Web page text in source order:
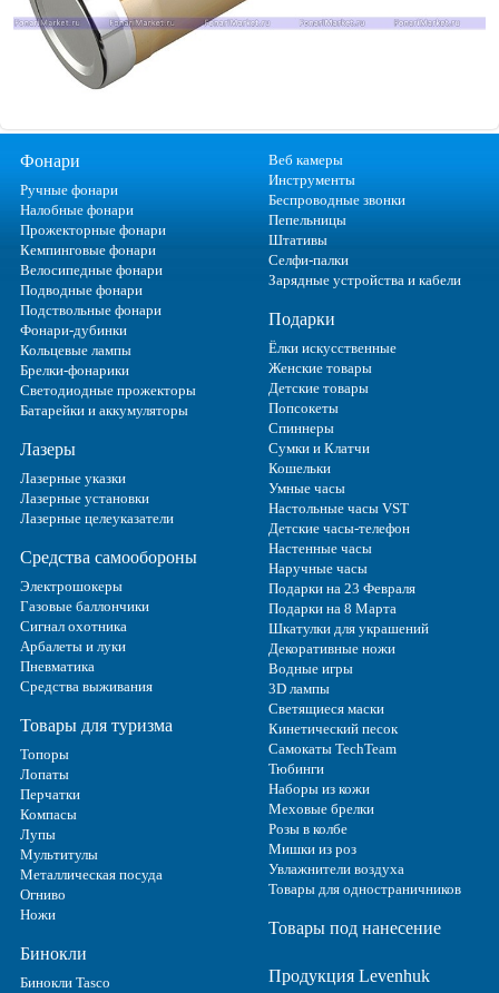
Фонари
Ручные фонари
Налобные фонари
Прожекторные фонари
Кемпинговые фонари
Велосипедные фонари
Подводные фонари
Подствольные фонари
Фонари-дубинки
Кольцевые лампы
Брелки-фонарики
Светодиодные прожекторы
Батарейки и аккумуляторы
Лазеры
Лазерные указки
Лазерные установки
Лазерные целеуказатели
Средства самообороны
Электрошокеры
Газовые баллончики
Сигнал охотника
Арбалеты и луки
Пневматика
Средства выживания
Товары для туризма
Топоры
Лопаты
Перчатки
Компасы
Лупы
Мультитулы
Металлическая посуда
Огниво
Ножи
Бинокли
Бинокли Tasco
Веб камеры
Инструменты
Беспроводные звонки
Пепельницы
Штативы
Селфи-палки
Зарядные устройства и кабели
Подарки
Ёлки искусственные
Женские товары
Детские товары
Попсокеты
Спиннеры
Сумки и Клатчи
Кошельки
Умные часы
Настольные часы VST
Детские часы-телефон
Настенные часы
Наручные часы
Подарки на 23 Февраля
Подарки на 8 Марта
Шкатулки для украшений
Декоративные ножи
Водные игры
3D лампы
Светящиеся маски
Кинетический песок
Самокаты TechTeam
Тюбинги
Наборы из кожи
Меховые брелки
Розы в колбе
Мишки из роз
Увлажнители воздуха
Товары для одностраничников
Товары под нанесение
Продукция Levenhuk